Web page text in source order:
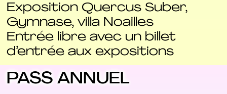
Exposition Quercus Suber,
Gymnase, villa Noailles
Entrée libre avec un billet
d’entrée aux expositions
PASS ANNUEL